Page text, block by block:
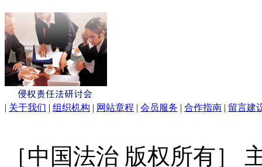
| 关于我们 | 组织机构 | 网站章程 | 会员服务 | 合作指南 | 留言建
［中国法治 版权所有］